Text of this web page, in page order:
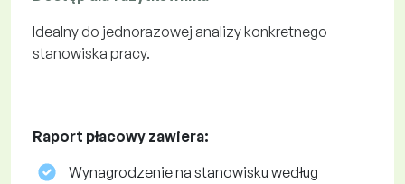
Idealny do jednorazowej analizy konkretnego
stanowiska pracy.
Raport płacowy zawiera:
Wynagrodzenie na stanowisku według